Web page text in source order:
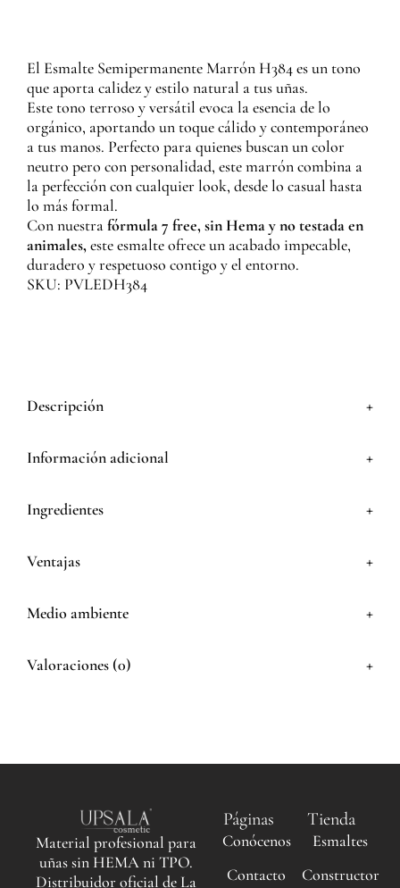
El Esmalte Semipermanente Marrón H384 es un tono
que aporta calidez y estilo natural a tus uñas.
Este tono terroso y versátil evoca la esencia de lo
orgánico, aportando un toque cálido y contemporáneo
a tus manos. Perfecto para quienes buscan un color
neutro pero con personalidad, este marrón combina a
la perfección con cualquier look, desde lo casual hasta
lo más formal.
Con nuestrafórmula 7 free, sin Hema y no testada en
animales,este esmalte ofrece un acabado impecable,
duradero y respetuoso contigo y el entorno.
SKU: PVLEDH384
Descripción +
Información adicional +
Ingredientes +
Ventajas +
Medio ambiente +
Valoraciones (0) +
Material profesional para
uñas sin HEMA ni TPO.
Distribuidor oficial de La
Páginas
Conócenos
Contacto
Tienda
Esmaltes
Constructor